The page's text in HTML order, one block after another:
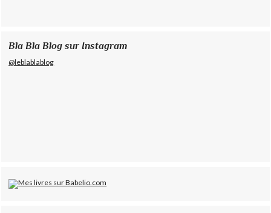
Bla Bla Blog sur Instagram
@leblablablog